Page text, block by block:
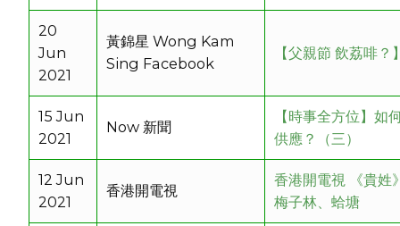
20
Jun
2021
黃錦星 Wong Kam
Sing Facebook
【父親節 飲荔啡？
15 Jun
2021
Now 新聞
【時事全方位】如
供應？（三）
12 Jun
2021
香港開電視
香港開電視 《貴姓
梅子林、蛤塘